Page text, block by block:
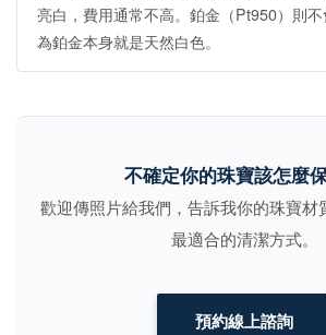
亮白，費用通常不高。鉑金（Pt950）則
為鉑金本身就是天然白色。
不確定你的珠寶該怎麼
歡迎傳照片給我們，告訴我你的珠寶材
最適合的清潔方式。
預約線上諮詢